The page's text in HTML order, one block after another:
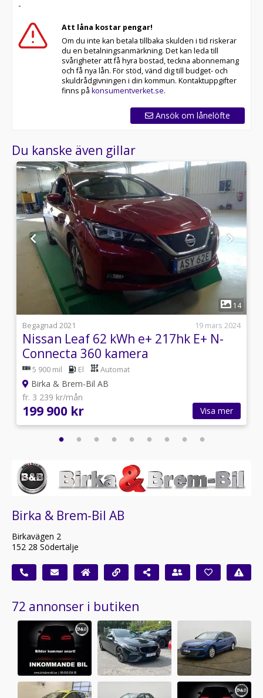
-
Att låna kostar pengar!
Om du inte kan betala tillbaka skulden i tid riskerar
du en betalningsanmärkning. Det kan leda till
svårigheter att få hyra bostad, teckna abonnemang
och få nya lån. För stöd, vänd dig till budget- och
skuldrådgivningen i din kommun. Kontaktuppgifter
finns på konsumentverket.se.
Ansök om lånelöfte
Du kanske även gillar
14
Begagnad 2021
19 mars 2024
Nissan Leaf 62 kWh e+ 217hk E+ N-
Connecta 360 kamera
5 900 mil El Automat
Birka & Brem-Bil AB
fr. 3 239 kr/mån
199 900 kr Visa mer
Birka & Brem-Bil AB
Birkavägen 2
152 28 Södertälje
72 annonser i butiken